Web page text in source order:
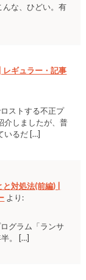
んな、ひどい。有
レギュラー・記事
ストする不正プ
介しましたが、普
いるだ […]
対処法(前編) |
より:
グラム「ランサ
。 […]